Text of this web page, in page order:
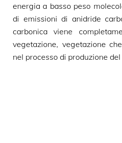
energia a basso peso
di emissioni di anidride
carbonica viene
vegetazione, vegetazione
nel processo di produzione